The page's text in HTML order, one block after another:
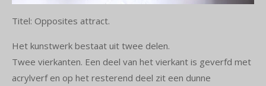
Titel: Opposites attract.
Het kunstwerk bestaat uit twee delen.
Twee vierkanten. Een deel van het vierkant is geverfd met
acrylverf en op het resterend deel zit een dunne